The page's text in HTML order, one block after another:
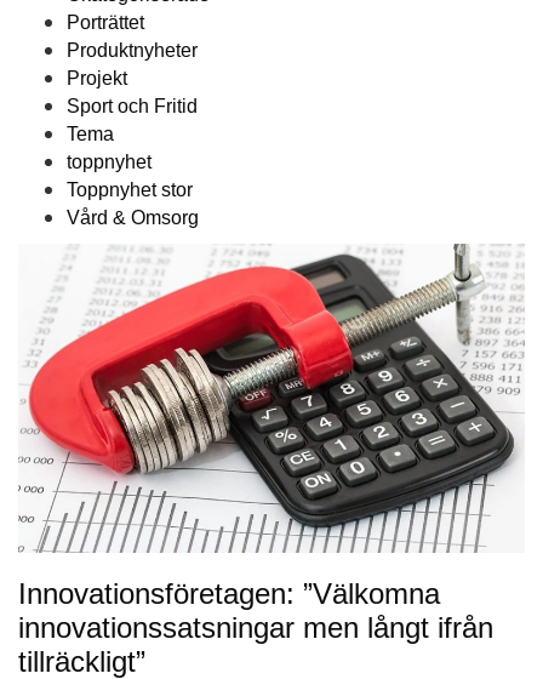
Porträttet
Produktnyheter
Projekt
Sport och Fritid
Tema
toppnyhet
Toppnyhet stor
Vård & Omsorg
Innovationsföretagen: ”Välkomna
innovationssatsningar men långt ifrån
tillräckligt”